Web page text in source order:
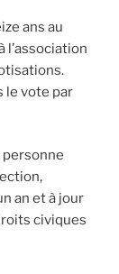
ans au
l’association
le vote par
an et à jour
civiques